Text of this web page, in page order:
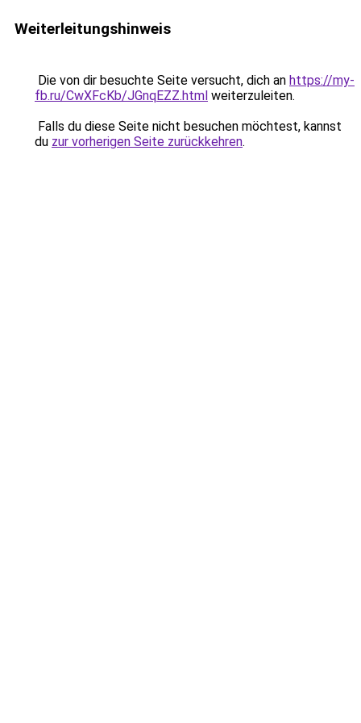
Weiterleitungshinweis
Die von dir besuchte Seite versucht, dich an https://my-
fb.ru/CwXFcKb/JGnqEZZ.html weiterzuleiten.
Falls du diese Seite nicht besuchen möchtest, kannst
du zur vorherigen Seite zurückkehren.